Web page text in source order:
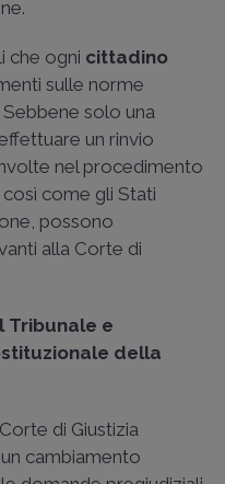
che ogni cittadino
sulle norme
solo una
un rinvio
nel procedimento
come gli Stati
possono
alla Corte di
Tribunale e
della
di Giustizia
cambiamento